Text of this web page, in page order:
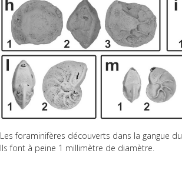
Les foraminifères découverts dans la gangue
Ils font à peine 1 millimètre de diamètre.